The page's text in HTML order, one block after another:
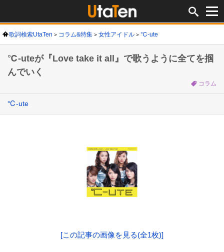
歌詞検索UtaTen コラム&特集 女性アイドル ℃-ute
℃-uteが『Love take it all』で歌うように全てを掴
んでいく
コラム
℃-ute
[この記事の画像を見る(全1枚)]